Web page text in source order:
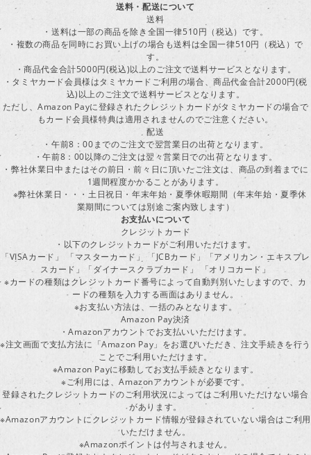
送料・配送について
送料
・送料は一部の商品を除き全国一律510円（税込）です。
・複数の商品を同時にお買い上げの場合も送料は全国一律510円（税込）で
す。
・商品代金合計5000円(税込)以上のご注文で送料サービスとなります。
・タミヤカード会員様はタミヤカードご利用の場合、商品代金合計2000円(税
込)以上のご注文で送料サービスとなります。
ただし、Amazon Payに登録されたクレジットカードがタミヤカードの場合で
もカード会員様特典は適用されませんのでご注意ください。
配送
・午前8：00までのご注文で翌営業日の出荷となります。
・午前8：00以降のご注文は翌々営業日での出荷となります。
・弊社休業日中またはその前日・前々日に頂いたご注文は、商品の到着までに
1週間程度かかることがあります。
※弊社休業日・・・土日祝日・年末年始・夏季休暇期間（年末年始・夏季休
業期間については別途ご案内致します）
お支払いについて
クレジットカード
・以下のクレジットカードがご利用いただけます。
「VISAカード」 「マスターカード」 「JCBカード」「アメリカン・エキスプレ
スカード」「ダイナースクラブカード」 「オリコカード」
※カードの種類はクレジットカード番号によって自動判別いたしますので、カ
ードの種類を入力する画面はありません。
※お支払い方法は、一括のみとなります。
Amazon Pay決済
・Amazonアカウントでお支払いいただけます。
※注文画面で支払方法に「Amazon Pay」をお選びいただき、注文手続きを行う
ことでご利用いただけます。
※Amazon Payに移動してお支払手続きとなります。
※ご利用には、Amazonアカウントが必要です。
登録されたクレジットカードのご利用状況によってはご利用いただけない場合
があります。
※Amazonアカウントにクレジットカード情報が登録されていない場合はご利用
いただけません。
※Amazonポイントは付与されません。